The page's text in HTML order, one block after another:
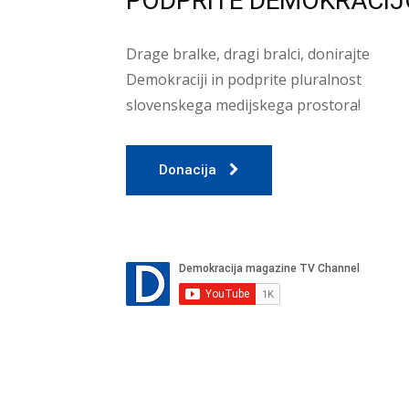
Drage bralke, dragi bralci, donirajte
Demokraciji in podprite pluralnost
slovenskega medijskega prostora!
Donacija